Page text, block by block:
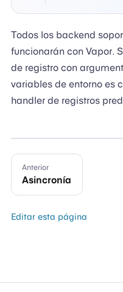
Todos los backend
funcionarán con Vapor.
de registro con
variables de entorno es
handler de registros
Anterior
Asincronía
Editar esta página